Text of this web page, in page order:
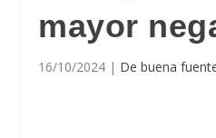
mayor
16/10/2024 | De buena